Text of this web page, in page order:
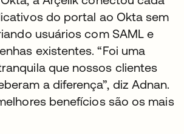
do portal ao Okta sem
usuários com SAML e
existentes. “Foi uma
que nossos clientes
a diferença”, diz Adnan.
benefícios são os mais